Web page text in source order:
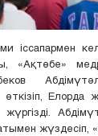
іссапармен
«Ақтөбе»
өткізіп, Елорда
жүздесіп,